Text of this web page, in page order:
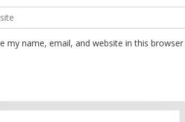
o
n
my name, email, and website in this